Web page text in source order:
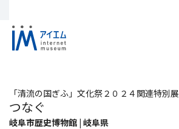
「清流の国ぎふ」文化祭２０２４関連特別展
つなぐ
岐阜市歴史博物館 | 岐阜県